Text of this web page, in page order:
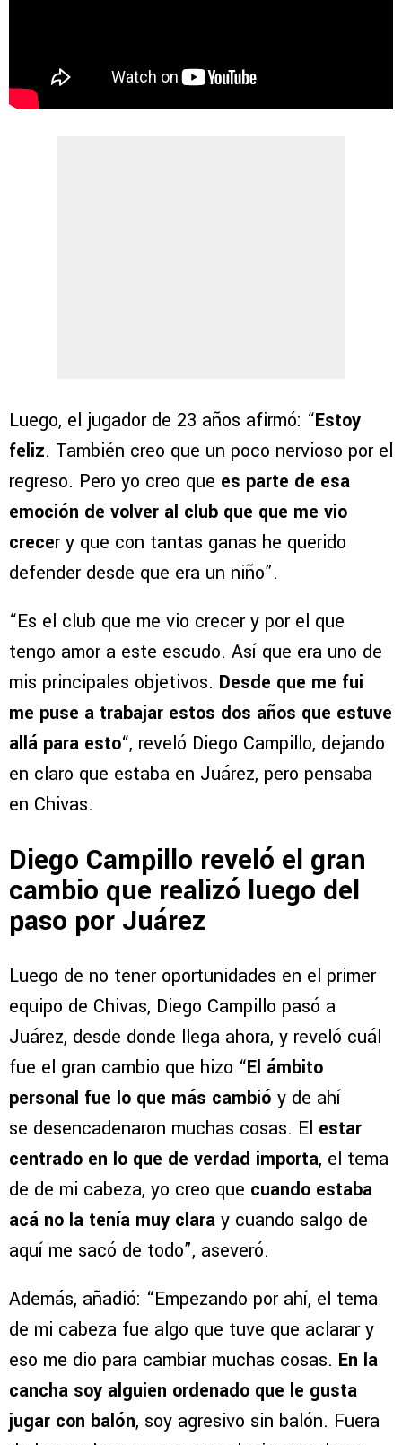
Luego, el jugador de 23 años afirmó: “Estoy
feliz. También creo que un poco nervioso por el
regreso. Pero yo creo que es parte de esa
emoción de volver al club que que me vio
crecer y que con tantas ganas he querido
defender desde que era un niño”.
“Es el club que me vio crecer y por el que
tengo amor a este escudo. Así que era uno de
mis principales objetivos. Desde que me fui
me puse a trabajar estos dos años que estuve
allá para esto“, reveló Diego Campillo, dejando
en claro que estaba en Juárez, pero pensaba
en Chivas.
Diego Campillo reveló el gran
cambio que realizó luego del
paso por Juárez
Luego de no tener oportunidades en el primer
equipo de Chivas, Diego Campillo pasó a
Juárez, desde donde llega ahora, y reveló cuál
fue el gran cambio que hizo “El ámbito
personal fue lo que más cambió y de ahí
se desencadenaron muchas cosas. El estar
centrado en lo que de verdad importa, el tema
de de mi cabeza, yo creo que cuando estaba
acá no la tenía muy clara y cuando salgo de
aquí me sacó de todo”, aseveró.
Además, añadió: “Empezando por ahí, el tema
de mi cabeza fue algo que tuve que aclarar y
eso me dio para cambiar muchas cosas. En la
cancha soy alguien ordenado que le gusta
jugar con balón, soy agresivo sin balón. Fuera